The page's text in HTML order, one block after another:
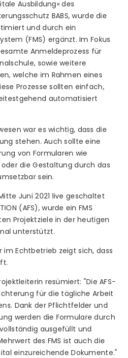
Ausbildung» des
BABS, wurde die
und durch ein
(FMS) ergänzt. Im Fokus
Anmeldeprozess für
sowie weitere
welche im Rahmen eines
Prozesse sollten einfach,
automatisiert
war es wichtig, dass die
stehen. Auch sollte eine
von Formularen wie
oder die Gestaltung durch das
sein.
Juni 2021 live geschaltet
(AFS), wurde ein FMS
Projektziele in der heutigen
unterstützt.
im Echtbetrieb zeigt sich, dass
resümiert: "Die AFS-
für die tägliche Arbeit
Dank der Pflichtfelder und
werden die Formulare durch
ausgefüllt und
des FMS ist auch die
einzureichende Dokumente."